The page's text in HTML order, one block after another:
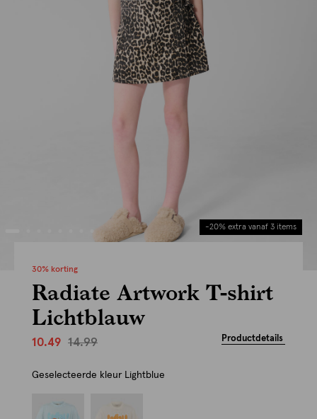
-20% extra vanaf 3 items
30% korting
Radiate Artwork T-shirt
Lichtblauw
10.49 14.99 Productdetails
Geselecteerde kleur Lightblue